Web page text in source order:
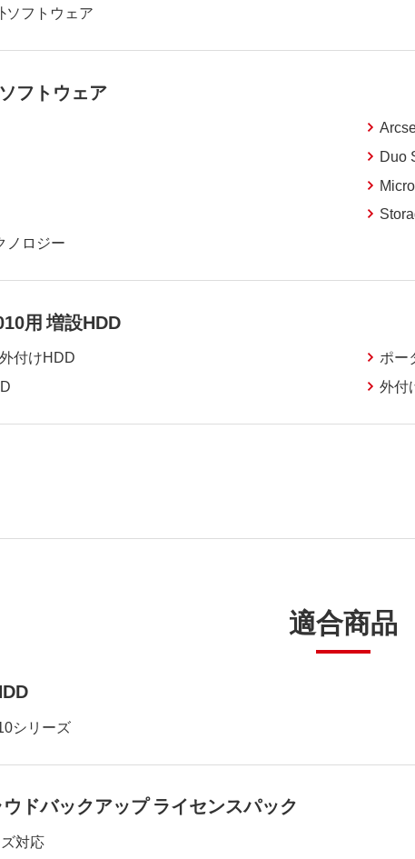
ソフトウェア
フトウェア
Duo
ノロジー
用 増設HDD
付けHDD
ポー
外付
適合商品
シリーズ
ドバックアップ ライセンスパック
対応